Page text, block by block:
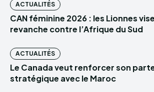
ACTUALITÉS
CAN féminine 2026 : les Lionnes
revanche contre l’Afrique du Sud
ACTUALITÉS
Le Canada veut renforcer son
stratégique avec le Maroc